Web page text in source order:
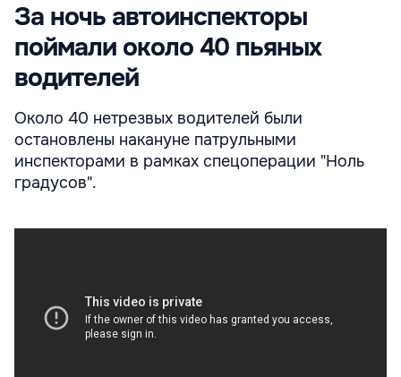
За ночь автоинспекторы
поймали около 40 пьяных
водителей
Около 40 нетрезвых водителей были
остановлены накануне патрульными
инспекторами в рамках спецоперации "Ноль
градусов".